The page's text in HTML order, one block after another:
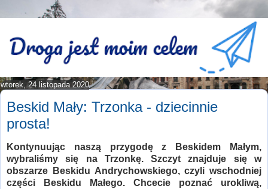
wtorek, 24 listopada 2020
Beskid Mały: Trzonka - dziecinnie
prosta!
Kontynuując naszą przygodę z Beskidem Małym,
wybraliśmy się na Trzonkę. Szczyt znajduje się w
obszarze Beskidu Andrychowskiego, czyli wschodniej
części Beskidu Małego. Chcecie poznać urokliwą,